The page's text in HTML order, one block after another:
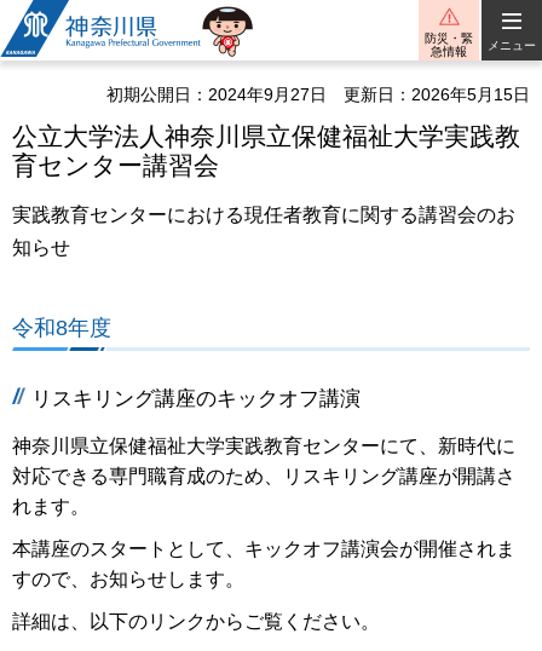
神奈川県
防災・緊
急情報
メニュー
初期公開日：2024年9月27日 更新日：2026年5月15日
公立大学法人神奈川県立保健福祉大学実践教
育センター講習会
実践教育センターにおける現任者教育に関する講習会のお
知らせ
令和8年度
リスキリング講座のキックオフ講演
神奈川県立保健福祉大学実践教育センターにて、新時代に
対応できる専門職育成のため、リスキリング講座が開講さ
れます。
本講座のスタートとして、キックオフ講演会が開催されま
すので、お知らせします。
詳細は、以下のリンクからご覧ください。